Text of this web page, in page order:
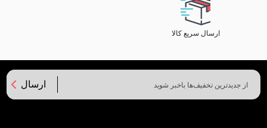
ارسال سریع کالا
ارسال